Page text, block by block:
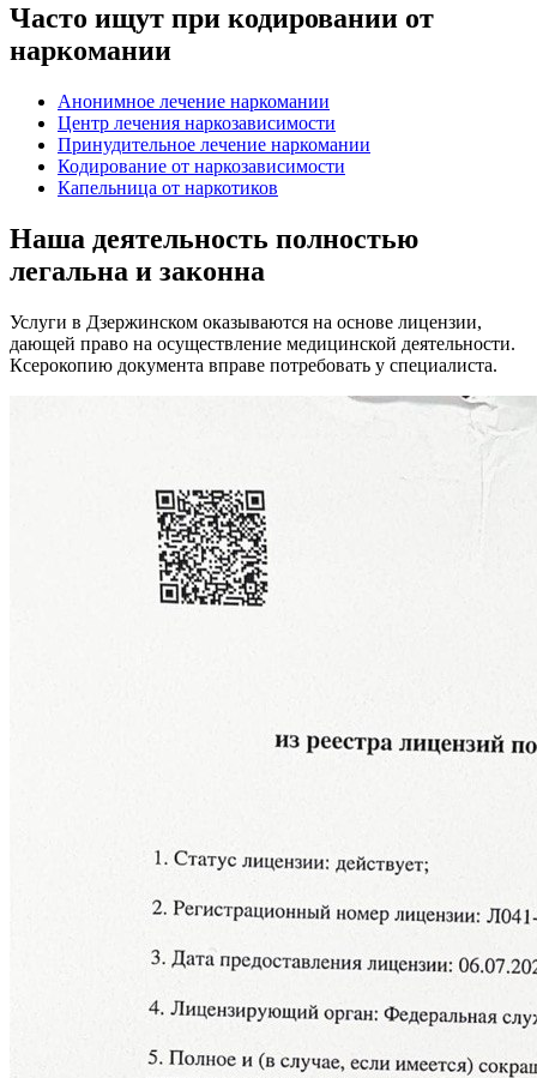
Часто ищут при кодировании от
наркомании
Анонимное лечение наркомании
Центр лечения наркозависимости
Принудительное лечение наркомании
Кодирование от наркозависимости
Капельница от наркотиков
Наша деятельность полностью
легальна и законна
Услуги в Дзержинском оказываются на основе лицензии,
дающей право на осуществление медицинской деятельности.
Ксерокопию документа вправе потребовать у специалиста.